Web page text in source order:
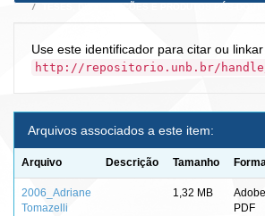
Use este identificador para citar ou
http://repositorio.unb.br/handle/
Arquivos associados a este item:
Arquivo Descrição Tamanho
2006_Adriane
Tomazelli
1,32 MB
Adobe
PDF